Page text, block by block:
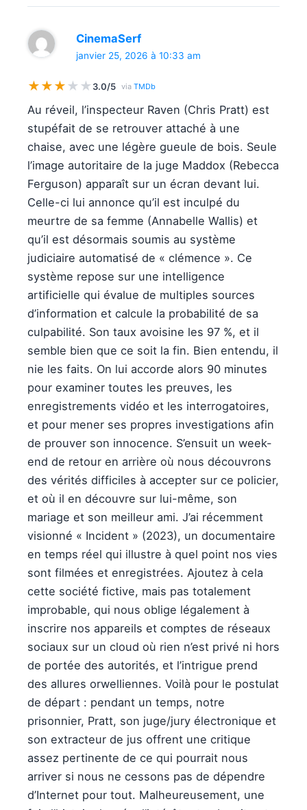
CinemaSerf
janvier 25, 2026 à 10:33 am
★★★★ ★ 3.0/5 via TMDb
Au réveil, l’inspecteur Raven (Chris Pratt) est
stupéfait de se retrouver attaché à une
chaise, avec une légère gueule de bois. Seule
l’image autoritaire de la juge Maddox (Rebecca
Ferguson) apparaît sur un écran devant lui.
Celle-ci lui annonce qu’il est inculpé du
meurtre de sa femme (Annabelle Wallis) et
qu’il est désormais soumis au système
judiciaire automatisé de « clémence ». Ce
système repose sur une intelligence
artificielle qui évalue de multiples sources
d’information et calcule la probabilité de sa
culpabilité. Son taux avoisine les 97 %, et il
semble bien que ce soit la fin. Bien entendu, il
nie les faits. On lui accorde alors 90 minutes
pour examiner toutes les preuves, les
enregistrements vidéo et les interrogatoires,
et pour mener ses propres investigations afin
de prouver son innocence. S’ensuit un week-
end de retour en arrière où nous découvrons
des vérités difficiles à accepter sur ce policier,
et où il en découvre sur lui-même, son
mariage et son meilleur ami. J’ai récemment
visionné « Incident » (2023), un documentaire
en temps réel qui illustre à quel point nos vies
sont filmées et enregistrées. Ajoutez à cela
cette société fictive, mais pas totalement
improbable, qui nous oblige légalement à
inscrire nos appareils et comptes de réseaux
sociaux sur un cloud où rien n’est privé ni hors
de portée des autorités, et l’intrigue prend
des allures orwelliennes. Voilà pour le postulat
de départ : pendant un temps, notre
prisonnier, Pratt, son juge/jury électronique et
son extracteur de jus offrent une critique
assez pertinente de ce qui pourrait nous
arriver si nous ne cessons pas de dépendre
d’Internet pour tout. Malheureusement, une